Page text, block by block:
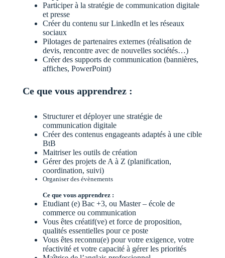
Participer à la stratégie de communication digitale
et presse
Créer du contenu sur LinkedIn et les réseaux
sociaux
Pilotages de partenaires externes (réalisation de
devis, rencontre avec de nouvelles sociétés…)
Créer des supports de communication (bannières,
affiches, PowerPoint)
Ce que vous apprendrez :
Structurer et déployer une stratégie de
communication digitale
Créer des contenus engageants adaptés à une cible
BtB
Maitriser les outils de création
Gérer des projets de A à Z (planification,
coordination, suivi)
Organiser des évènements
Ce que vous apprendrez :
Etudiant (e) Bac +3, ou Master – école de
commerce ou communication
Vous êtes créatif(ve) et force de proposition,
qualités essentielles pour ce poste
Vous êtes reconnu(e) pour votre exigence, votre
réactivité et votre capacité à gérer les priorités